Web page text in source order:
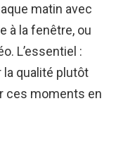
matin avec
à la fenêtre, ou
L’essentiel :
la qualité plutôt
ces moments en